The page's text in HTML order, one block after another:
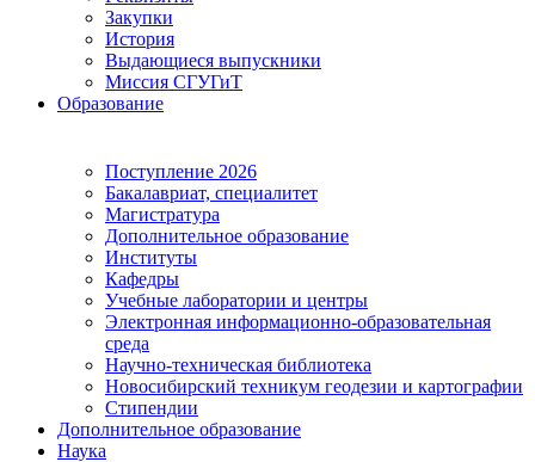
Закупки
История
Выдающиеся выпускники
Миссия СГУГиТ
Образование
Поступление 2026
Бакалавриат, специалитет
Магистратура
Дополнительное образование
Институты
Кафедры
Учебные лаборатории и центры
Электронная информационно-образовательная
среда
Научно-техническая библиотека
Новосибирский техникум геодезии и картографии
Стипендии
Дополнительное образование
Наука